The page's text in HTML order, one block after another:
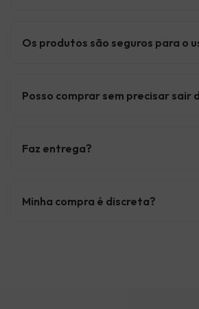
Os produtos são seguros para o
Posso comprar sem precisar sair
Faz entrega?
Minha compra é discreta?